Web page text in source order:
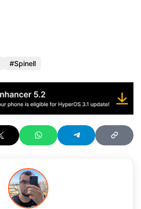
Spinell